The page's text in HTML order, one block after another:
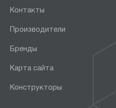
Контакты
Производители
Бренды
Карта сайта
Конструкторы